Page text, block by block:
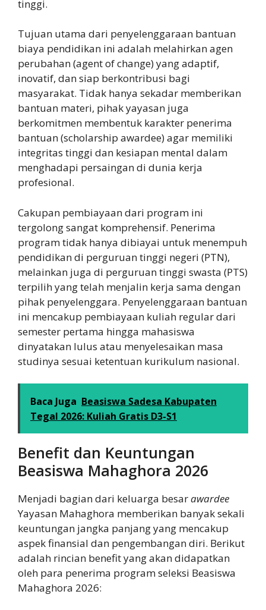
tinggi.
Tujuan utama dari penyelenggaraan bantuan
biaya pendidikan ini adalah melahirkan agen
perubahan (agent of change) yang adaptif,
inovatif, dan siap berkontribusi bagi
masyarakat. Tidak hanya sekadar memberikan
bantuan materi, pihak yayasan juga
berkomitmen membentuk karakter penerima
bantuan (scholarship awardee) agar memiliki
integritas tinggi dan kesiapan mental dalam
menghadapi persaingan di dunia kerja
profesional.
Cakupan pembiayaan dari program ini
tergolong sangat komprehensif. Penerima
program tidak hanya dibiayai untuk menempuh
pendidikan di perguruan tinggi negeri (PTN),
melainkan juga di perguruan tinggi swasta (PTS)
terpilih yang telah menjalin kerja sama dengan
pihak penyelenggara. Penyelenggaraan bantuan
ini mencakup pembiayaan kuliah regular dari
semester pertama hingga mahasiswa
dinyatakan lulus atau menyelesaikan masa
studinya sesuai ketentuan kurikulum nasional.
Baca Juga Beasiswa Sadesa Kabupaten
Tegal 2026: Kuliah Gratis D3-S1
Benefit dan Keuntungan
Beasiswa Mahaghora 2026
Menjadi bagian dari keluarga besarawardee
Yayasan Mahaghora memberikan banyak sekali
keuntungan jangka panjang yang mencakup
aspek finansial dan pengembangan diri. Berikut
adalah rincian benefit yang akan didapatkan
oleh para penerima program seleksi Beasiswa
Mahaghora 2026: